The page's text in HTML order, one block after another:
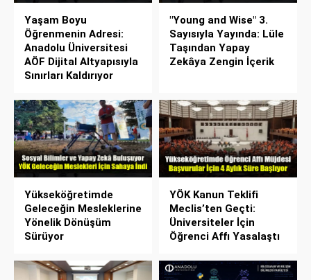
Yaşam Boyu
Öğrenmenin Adresi:
Anadolu Üniversitesi
AÖF Dijital Altyapısıyla
Sınırları Kaldırıyor
"Young and Wise" 3.
Sayısıyla Yayında: Lüle
Taşından Yapay
Zekâya Zengin İçerik
Yükseköğretimde
Geleceğin Mesleklerine
Yönelik Dönüşüm
Sürüyor
YÖK Kanun Teklifi
Meclis’ten Geçti:
Üniversiteler İçin
Öğrenci Affı Yasalaştı